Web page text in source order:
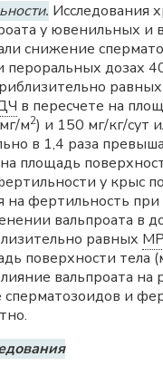
Исследования
у ювенильных и
снижение
дозах
в пересчете на
м2) и 150 мг/кг/сут
в 1,4 раза
площадь
у крыс
на фертильность при
вальпроата в
равных
поверхности тела
вальпроата на
сперматозоидов и